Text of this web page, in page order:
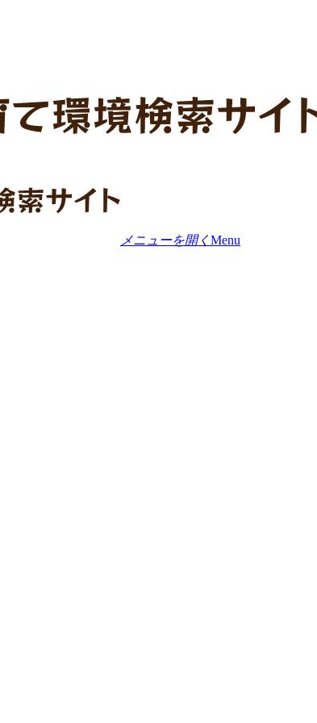
メニューを開くMenu